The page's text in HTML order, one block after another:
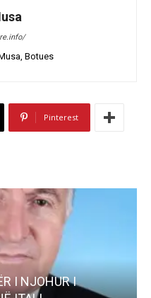
Botues
Pinterest